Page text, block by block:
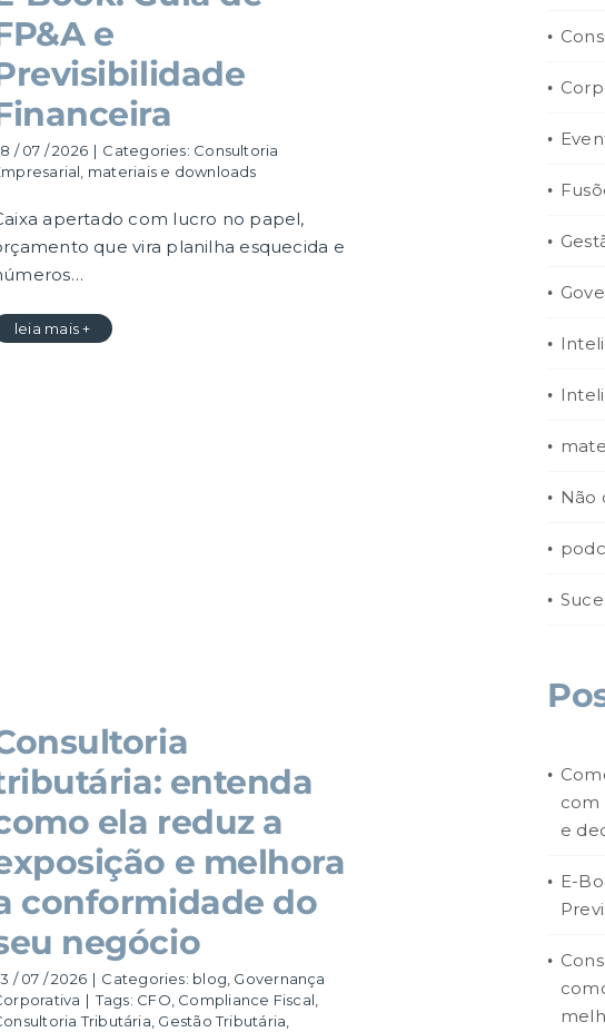
e
/ 07 / 2026 | Categories: Consultoria
materiais e downloads
apertado com lucro no papel,
que vira planilha esquecida e
leia mais +
entenda
ela reduz a
e melhora
conformidade do
negócio
/ 07 / 2026 | Categories: blog, Governança
| Tags: CFO, Compliance Fiscal,
Tributária, Gestão Tributária,
Não
com
e
E-